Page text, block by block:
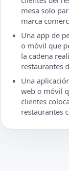
mesa solo
marca
Una app de
o móvil que
la cadena
restaurantes
Una
web o móvil
clientes
restaurantes